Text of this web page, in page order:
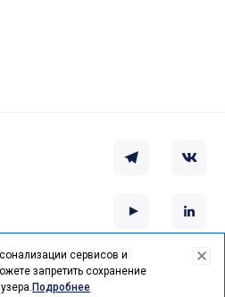
сервисов и
запретить сохранение
Подробнее